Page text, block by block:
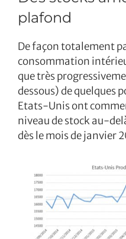
plafond
De façon totalement
consommation
que très
dessous) de quelques
Etats-Unis ont
niveau de stock au-
dès le mois de janvier